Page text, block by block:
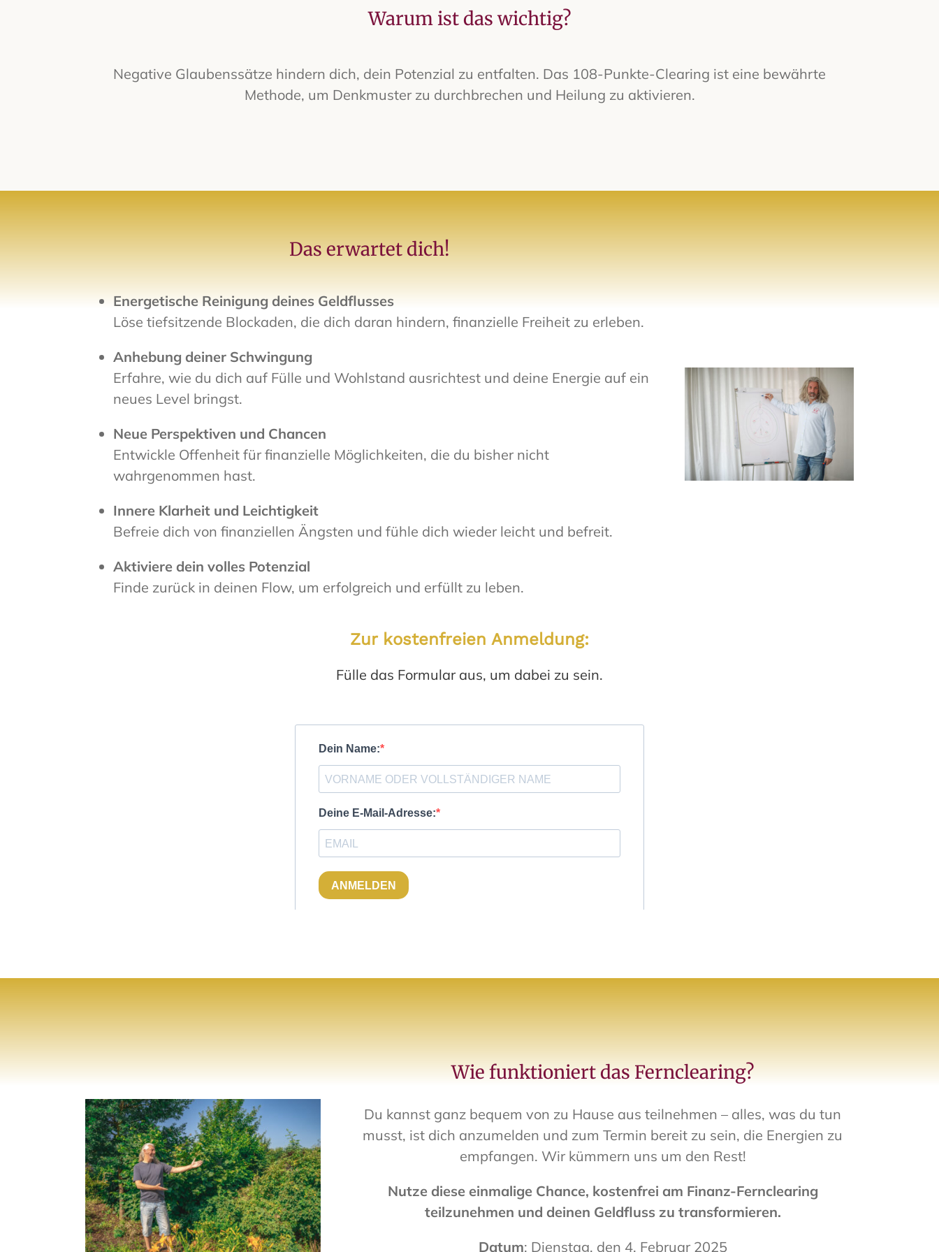
Warum ist das wichtig?
Negative Glaubenssätze hindern dich, dein Potenzial zu entfalten. Das 108-Punkte-Clearing ist eine bewährte
Methode, um Denkmuster zu durchbrechen und Heilung zu aktivieren.
Das erwartet dich!
Energetische Reinigung deines Geldflusses
Löse tiefsitzende Blockaden, die dich daran hindern, finanzielle Freiheit zu erleben.
Anhebung deiner Schwingung
Erfahre, wie du dich auf Fülle und Wohlstand ausrichtest und deine Energie auf ein
neues Level bringst.
Neue Perspektiven und Chancen
Entwickle Offenheit für finanzielle Möglichkeiten, die du bisher nicht
wahrgenommen hast.
Innere Klarheit und Leichtigkeit
Befreie dich von finanziellen Ängsten und fühle dich wieder leicht und befreit.
Aktiviere dein volles Potenzial
Finde zurück in deinen Flow, um erfolgreich und erfüllt zu leben.
Zur kostenfreien Anmeldung:
Fülle das Formular aus, um dabei zu sein.
Wie funktioniert das Fernclearing?
Du kannst ganz bequem von zu Hause aus teilnehmen – alles, was du tun
musst, ist dich anzumelden und zum Termin bereit zu sein, die Energien zu
empfangen. Wir kümmern uns um den Rest!
Nutze diese einmalige Chance, kostenfrei am Finanz-Fernclearing
teilzunehmen und deinen Geldfluss zu transformieren.
Datum: Dienstag, den 4. Februar 2025